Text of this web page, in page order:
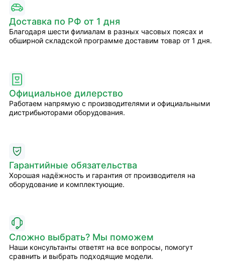
Доставка по РФ от 1 дня
Благодаря шести филиалам в разных часовых поясах и
обширной складской программе доставим товар от 1 дня.
Официальное дилерство
Работаем напрямую с производителями и официальными
дистрибьюторами оборудования.
Гарантийные обязательства
Хорошая надёжность и гарантия от производителя на
оборудование и комплектующие.
Сложно выбрать? Мы поможем
Наши консультанты ответят на все вопросы, помогут
сравнить и выбрать подходящие модели.